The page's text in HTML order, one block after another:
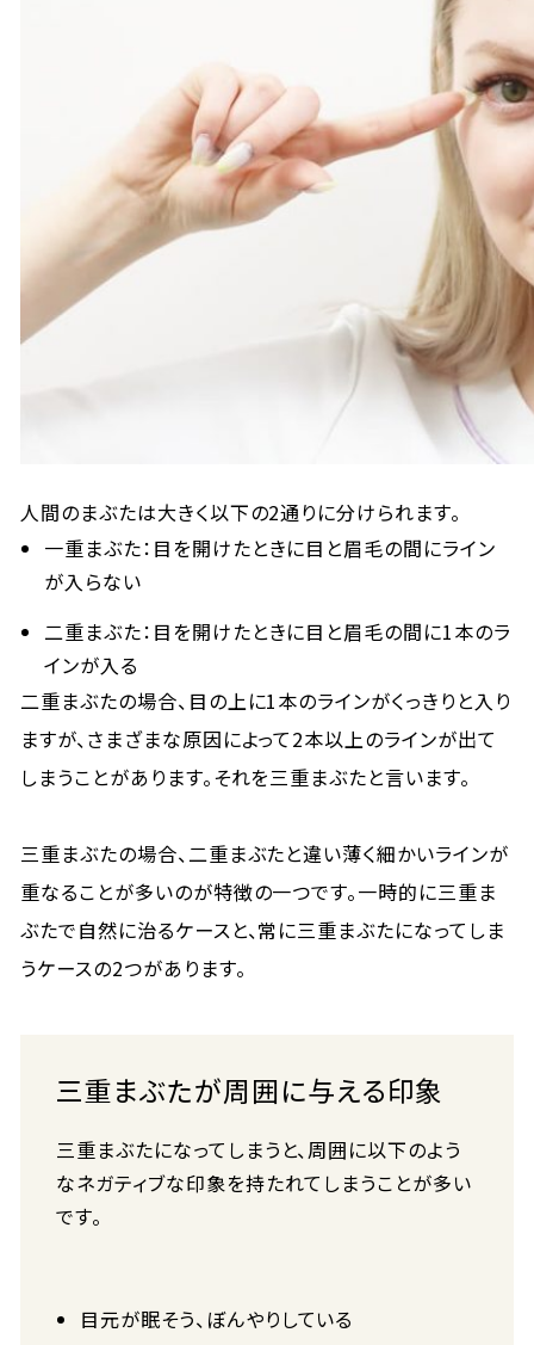
人間のまぶたは大きく以下の2通りに分けられます。
一重まぶた：目を開けたときに目と眉毛の間にライン
が入らない
二重まぶた：目を開けたときに目と眉毛の間に1本のラ
インが入る
二重まぶたの場合、目の上に1本のラインがくっきりと入り
ますが、さまざまな原因によって2本以上のラインが出て
しまうことがあります。それを三重まぶたと言います。
三重まぶたの場合、二重まぶたと違い薄く細かいラインが
重なることが多いのが特徴の一つです。一時的に三重ま
ぶたで自然に治るケースと、常に三重まぶたになってしま
うケースの2つがあります。
三重まぶたが周囲に与える印象
三重まぶたになってしまうと、周囲に以下のよう
なネガティブな印象を持たれてしまうことが多い
です。
目元が眠そう、ぼんやりしている